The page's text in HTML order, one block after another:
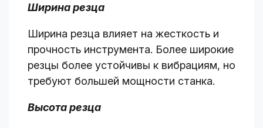
Ширина резца
Ширина резца влияет на жесткость и
прочность инструмента. Более широкие
резцы более устойчивы к вибрациям, но
требуют большей мощности станка.
Высота резца